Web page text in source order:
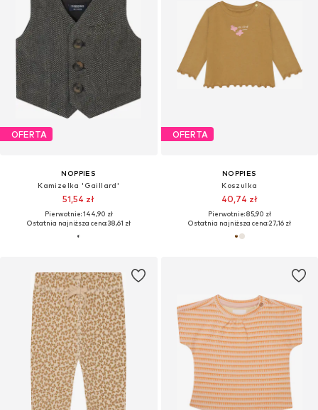
OFERTA
NOPPIES
Kamizelka 'Gaillard'
51,54 zł
Pierwotnie: 144,90 zł
Ostatnia najniższa cena:38,61 zł
OFERTA
NOPPIES
Koszulka
40,74 zł
Pierwotnie: 85,90 zł
Ostatnia najniższa cena:27,16 zł